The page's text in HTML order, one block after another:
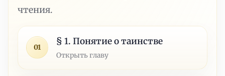
чтения.
01
§ 1. Понятие о таинстве
Открыть главу